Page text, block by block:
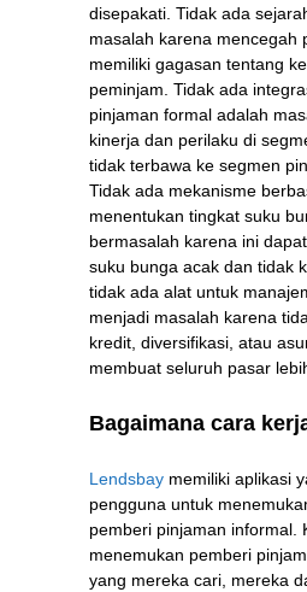
disepakati. Tidak ada
masalah karena mencegah
memiliki gagasan tentang
peminjam. Tidak ada
pinjaman formal adalah
kinerja dan perilaku di
tidak terbawa ke segmen
Tidak ada mekanisme
menentukan tingkat suku
bermasalah karena ini
suku bunga acak dan tidak
tidak ada alat untuk
menjadi masalah karena
kredit, diversifikasi, atau
membuat seluruh pasar
Bagaimana cara
Lendsbay memiliki aplikasi
pengguna untuk
pemberi pinjaman informal.
menemukan pemberi
yang mereka cari, mereka